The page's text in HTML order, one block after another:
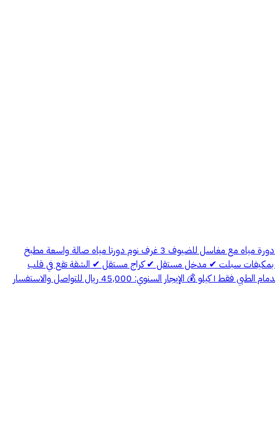
شقة دور أرضي جديدة للإيجار – حي غرناطة 📍 الموقع: حي غرناطة – شارع 20 شرقي📐 المساحة: 240 م² مواصفات الشقة: مجلس خارجي يشمل دورة مياه مع مغاسل للضيوف 3 غرف نوم دورتا مياه صالة واسعة مطبخ
بمكيفات سبلت ✔ مدخل مستقل ✔ كراج مستقل ✔ الشقة تقع في قلب
الدمام النابض و قريبة من جميع الخدمات وجميع الخدمات تبعد عن الشقة اقل من ١٠ دقائق تبعد عن طريق الملك فهد 1 دقيقه تبعد عن مجمع الدمام الطبي فقط ١ كيلو 💰 الإيجار السنوي: 45,000 ريال للتواصل والاستفسار